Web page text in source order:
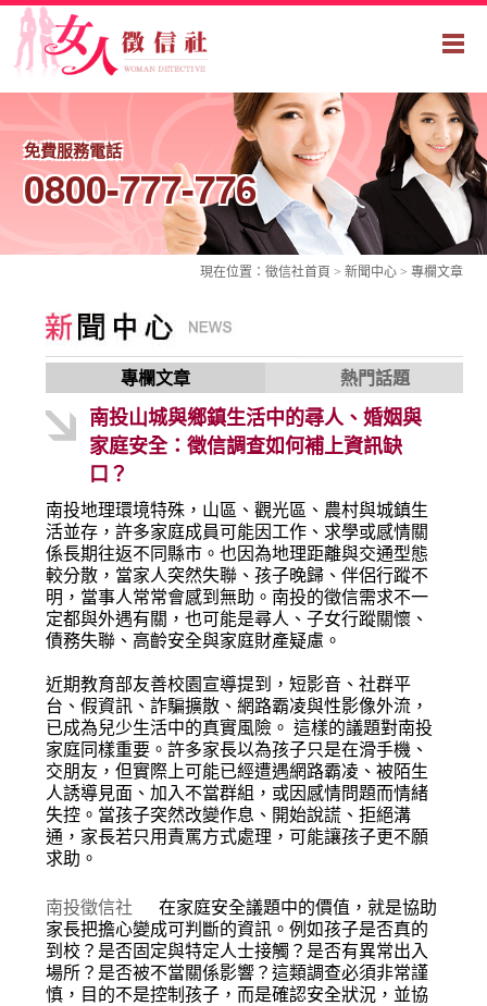
免費服務電話
0800-777-776
現在位置： 徵信社首頁 > 新聞中心 > 專欄文章
專欄文章 熱門話題
南投山城與鄉鎮生活中的尋人、婚姻與
家庭安全：徵信調查如何補上資訊缺
口？
南投地理環境特殊，山區、觀光區、農村與城鎮生
活並存，許多家庭成員可能因工作、求學或感情關
係長期往返不同縣市。也因為地理距離與交通型態
較分散，當家人突然失聯、孩子晚歸、伴侶行蹤不
明，當事人常常會感到無助。南投的徵信需求不一
定都與外遇有關，也可能是尋人、子女行蹤關懷、
債務失聯、高齡安全與家庭財產疑慮。
近期教育部友善校園宣導提到，短影音、社群平
台、假資訊、詐騙擴散、網路霸凌與性影像外流，
已成為兒少生活中的真實風險。 這樣的議題對南投
家庭同樣重要。許多家長以為孩子只是在滑手機、
交朋友，但實際上可能已經遭遇網路霸凌、被陌生
人誘導見面、加入不當群組，或因感情問題而情緒
失控。當孩子突然改變作息、開始說謊、拒絕溝
通，家長若只用責罵方式處理，可能讓孩子更不願
求助。
南投徵信社
在家庭安全議題中的價值，就是協助
家長把擔心變成可判斷的資訊。例如孩子是否真的
到校？是否固定與特定人士接觸？是否有異常出入
場所？是否被不當關係影響？這類調查必須非常謹
慎，目的不是控制孩子，而是確認安全狀況，並協